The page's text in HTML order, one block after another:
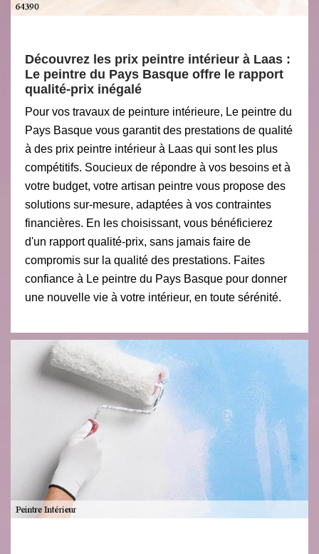
Découvrez les prix peintre intérieur à Laas :
Le peintre du Pays Basque offre le rapport
qualité-prix inégalé
Pour vos travaux de peinture intérieure, Le peintre du
Pays Basque vous garantit des prestations de qualité
à des prix peintre intérieur à Laas qui sont les plus
compétitifs. Soucieux de répondre à vos besoins et à
votre budget, votre artisan peintre vous propose des
solutions sur-mesure, adaptées à vos contraintes
financières. En les choisissant, vous bénéficierez
d'un rapport qualité-prix, sans jamais faire de
compromis sur la qualité des prestations. Faites
confiance à Le peintre du Pays Basque pour donner
une nouvelle vie à votre intérieur, en toute sérénité.